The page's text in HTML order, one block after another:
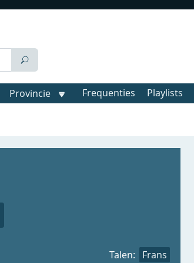
Provincie Frequenties Playlists
Talen: Frans